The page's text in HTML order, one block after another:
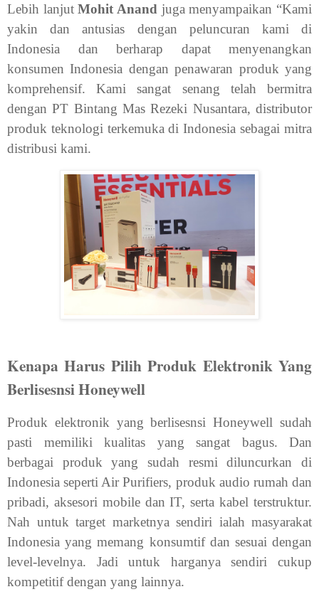
Lebih lanjutMohit Anand juga menyampaikan “Kami
yakin dan antusias dengan peluncuran kami di
Indonesia dan berharap dapat menyenangkan
konsumen Indonesia dengan penawaran produk yang
komprehensif. Kami sangat senang telah bermitra
dengan PT Bintang Mas Rezeki Nusantara, distributor
produk teknologi terkemuka di Indonesia sebagai mitra
distribusi kami.
Kenapa Harus Pilih Produk Elektronik Yang
Berlisesnsi Honeywell
Produk elektronik yang berlisesnsi Honeywell sudah
pasti memiliki kualitas yang sangat bagus. Dan
berbagai produk yang sudah resmi diluncurkan di
Indonesia seperti Air Purifiers, produk audio rumah dan
pribadi, aksesori mobile dan IT, serta kabel terstruktur.
Nah untuk target marketnya sendiri ialah masyarakat
Indonesia yang memang konsumtif dan sesuai dengan
level-levelnya. Jadi untuk harganya sendiri cukup
kompetitif dengan yang lainnya.